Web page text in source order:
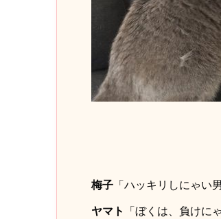
梅子「ハッキリしにゃい
ヤマト 「ぼくは、負けに